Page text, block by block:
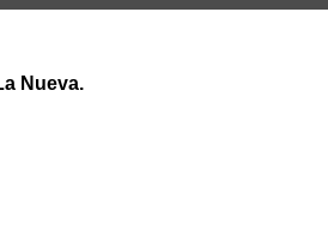
Nueva.